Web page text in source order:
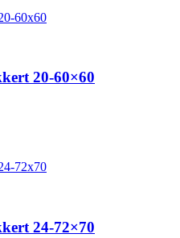
20-60×60
24-72×70